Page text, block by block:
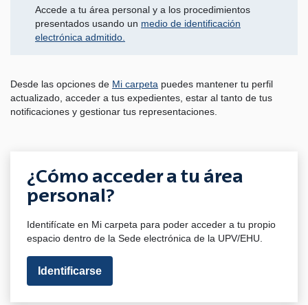
Accede a tu área personal y a los procedimientos
presentados usando un medio de identificación
electrónica admitido.
Desde las opciones de Mi carpeta puedes mantener tu perfil
actualizado, acceder a tus expedientes, estar al tanto de tus
notificaciones y gestionar tus representaciones.
¿Cómo acceder a tu área
personal?
Identifícate en Mi carpeta para poder acceder a tu propio
espacio dentro de la Sede electrónica de la UPV/EHU.
Identificarse